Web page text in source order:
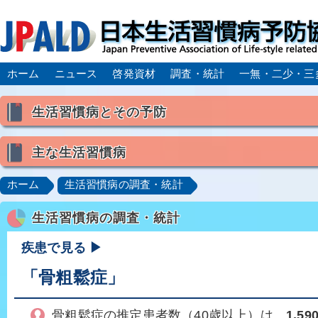
ホーム ニュース 啓発資材 調査・統計 一無・二少・三
生活習慣病とその予防
喫煙
食生活
主な生活習慣病
高血圧 脂質異常症（高脂血症）
肥満症／メタボリックシンドローム
動脈硬化
心
脂肪肝／NAFLD／NASH
アルコール肝疾患
ロコモティブシンドローム／サルコペニア／フレイル
ホーム 生活習慣病の調査・統計
生活習慣病の調査・統計
疾患で見る ▶
「骨粗鬆症」
骨粗鬆症の推定患者数（40歳以上）は、